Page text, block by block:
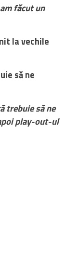
făcut un
la vechile
să ne
trebuie să ne
play-out-ul